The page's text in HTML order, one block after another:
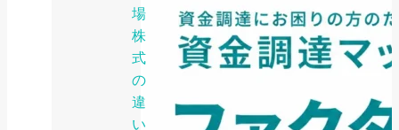
場
株
式
の
違
い